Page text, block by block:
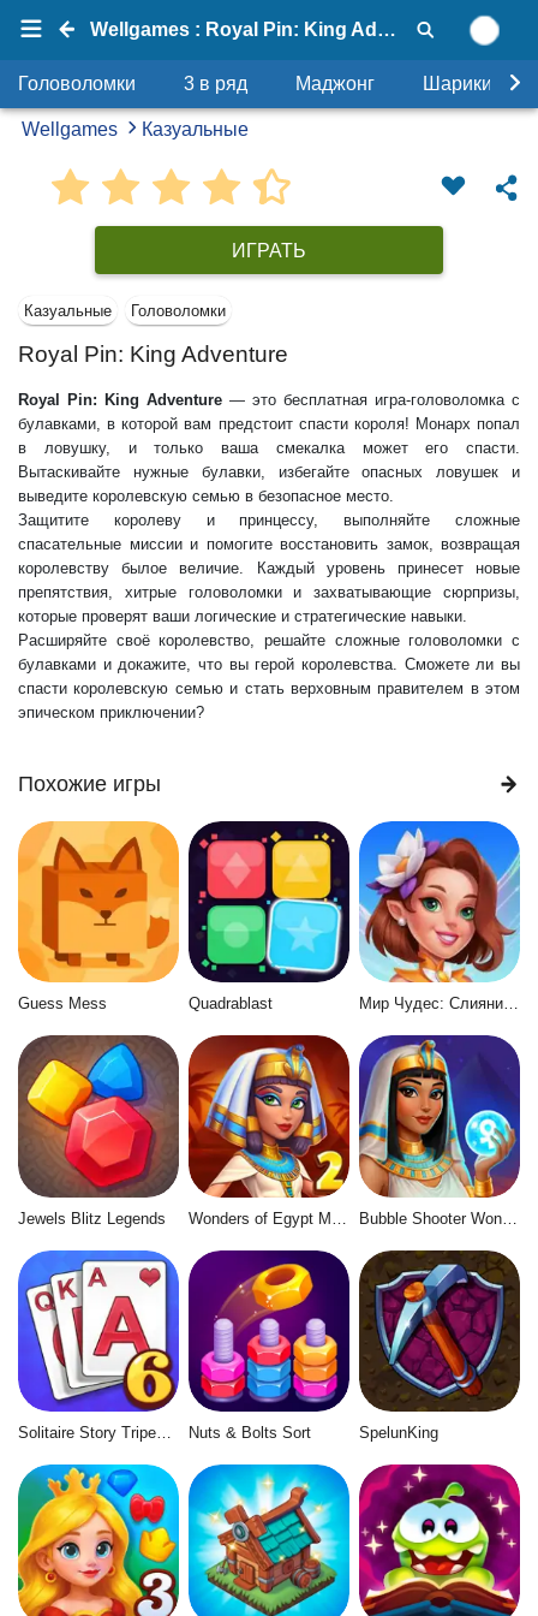
Wellgames : Royal Pin: King Adventure
Головоломки 3 в ряд Маджонг Шарики
Wellgames Казуальные
ИГРАТЬ
Казуальные Головоломки
Royal Pin: King Adventure
Royal Pin: King Adventure — это бесплатная игра-головоломка с
булавками, в которой вам предстоит спасти короля! Монарх попал
в ловушку, и только ваша смекалка может его спасти.
Вытаскивайте нужные булавки, избегайте опасных ловушек и
выведите королевскую семью в безопасное место.
Защитите королеву и принцессу, выполняйте сложные
спасательные миссии и помогите восстановить замок, возвращая
королевству былое величие. Каждый уровень принесет новые
препятствия, хитрые головоломки и захватывающие сюрпризы,
которые проверят ваши логические и стратегические навыки.
Расширяйте своё королевство, решайте сложные головоломки с
булавками и докажите, что вы герой королевства. Сможете ли вы
спасти королевскую семью и стать верховным правителем в этом
эпическом приключении?
Похожие игры
Guess Mess Quadrablast Мир Чудес: Слияние и Магия
Jewels Blitz Legends Bubble Shooter Wonders of Egypt
Nuts & Bolts Sort SpelunKing